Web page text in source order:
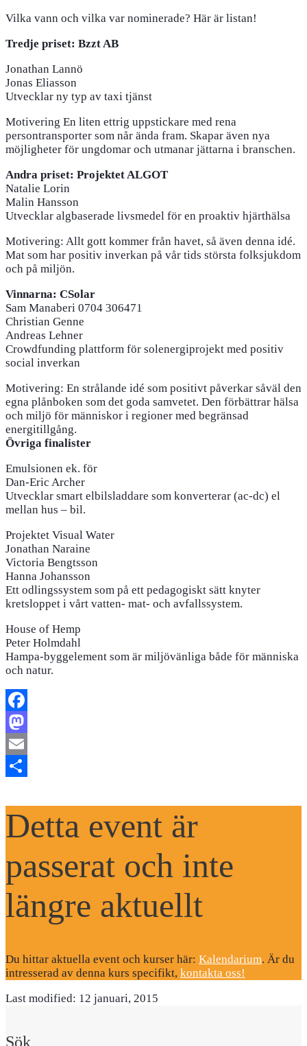
Vilka vann och vilka var nominerade? Här är listan!
Tredje priset: Bzzt AB
Jonathan Lannö
Jonas Eliasson
Utvecklar ny typ av taxi tjänst
Motivering En liten ettrig uppstickare med rena
persontransporter som når ända fram. Skapar även nya
möjligheter för ungdomar och utmanar jättarna i branschen.
Andra priset: Projektet ALGOT
Natalie Lorin
Malin Hansson
Utvecklar algbaserade livsmedel för en proaktiv hjärthälsa
Motivering: Allt gott kommer från havet, så även denna idé.
Mat som har positiv inverkan på vår tids största folksjukdom
och på miljön.
Vinnarna: CSolar
Sam Manaberi 0704 306471
Christian Genne ​
Andreas Lehner
Crowdfunding plattform för solenergiprojekt med positiv
social inverkan
Motivering: En strålande idé som positivt påverkar såväl den
egna plånboken som det goda samvetet. Den förbättrar hälsa
och miljö för människor i regioner med begränsad
energitillgång.
Övriga finalister
Emulsionen ek. för
Dan-Eric Archer
Utvecklar smart elbilsladdare som konverterar (ac-dc) el
mellan hus – bil.
Projektet Visual Water
Jonathan Naraine
Victoria Bengtsson
Hanna Johansson
Ett odlingssystem som på ett pedagogiskt sätt knyter
kretsloppet i vårt vatten- mat- och avfallssystem.
House of Hemp
Peter Holmdahl
Hampa-byggelement som är miljövänliga både för människa
och natur.
Facebook
Mastodon
Email
Detta event är
passerat och inte
längre aktuellt
Du hittar aktuella event och kurser här: Kalendarium. Är du
intresserad av denna kurs specifikt, kontakta oss!
Last modified: 12 januari, 2015
Sök